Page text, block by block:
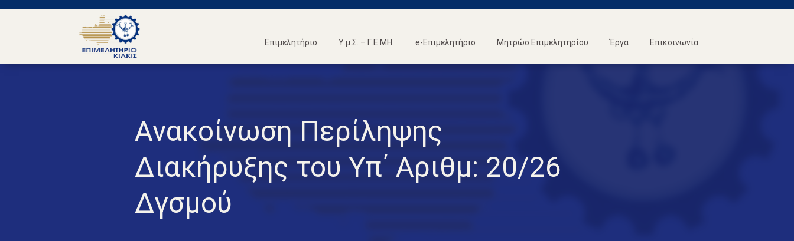
Επιμελητήριο Υ.μ.Σ. – Γ.Ε.ΜΗ. e-Επιμελητήριο Μητρώο Επιμελητηρίου Έργα Επικοινωνία
Ανακοίνωση Περίληψης
Διακήρυξης του Υπ΄ Αριθμ: 20/26
Δγσμού